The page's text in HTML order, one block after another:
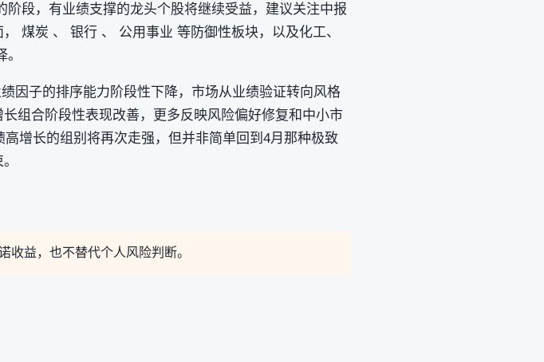
段，有业绩支撑的龙头个股将继续受益，建议关注中报
煤炭 、 银行 、 公用事业 等防御性板块，以及化工、
因子的排序能力阶段性下降，市场从业绩验证转向风格
组合阶段性表现改善，更多反映风险偏好修复和中小市
增长的组别将再次走强，但并非简单回到4月那种极致
收益，也不替代个人风险判断。